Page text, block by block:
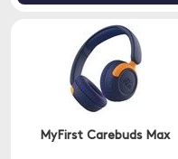
MyFirst Carebuds Max